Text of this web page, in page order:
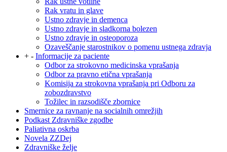
Rak vratu in glave
Ustno zdravje in demenca
Ustno zdravje in sladkorna bolezen
Ustno zdravje in osteoporoza
Ozaveščanje starostnikov o pomenu ustnega zdravja
+ - Informacije za paciente
Odbor za strokovno medicinska vprašanja
Odbor za pravno etična vprašanja
Komisija za strokovna vprašanja pri Odboru za
zobozdravstvo
Tožilec in razsodišče zbornice
Smernice za ravnanje na socialnih omrežjih
Podkast Zdravniške zgodbe
Paliativna oskrba
Novela ZZDej
Zdravniške želje